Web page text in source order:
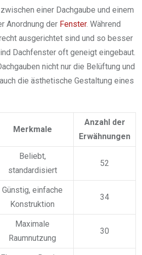
einer Dachgaube und einem
Anordnung der Fenster. Während
ausgerichtet sind und so besser
Dachfenster oft geneigt eingebaut.
nicht nur die Belüftung und
die ästhetische Gestaltung eines
Merkmale
Anzahl der
Erwähnungen
Beliebt,
standardisiert
52
Günstig, einfache
Konstruktion
34
Maximale
Raumnutzung
30